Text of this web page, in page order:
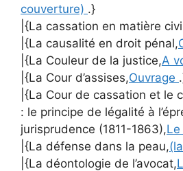
couverture) .}
|{La cassation en matière
|{La causalité en droit pénal,
|{La Couleur de la justice,A
|{La Cour d’assises,Ouvrage
|{La Cour de cassation et le
: le principe de légalité à
jurisprudence (1811-1863),Le
|{La défense dans la peau,
|{La déontologie de l’avocat,